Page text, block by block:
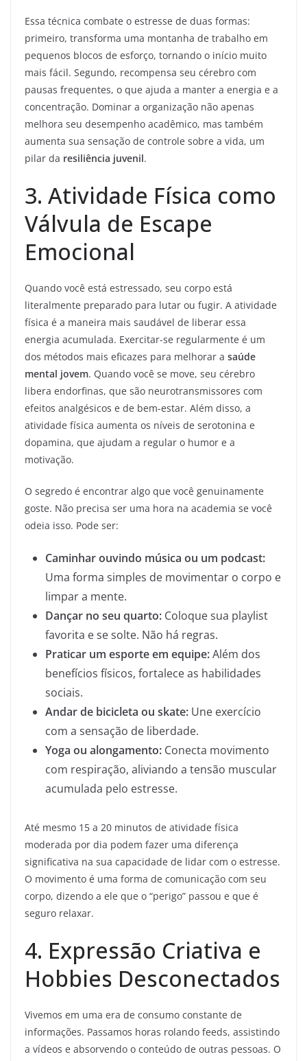
Essa técnica combate o estresse de duas formas:
primeiro, transforma uma montanha de trabalho em
pequenos blocos de esforço, tornando o início muito
mais fácil. Segundo, recompensa seu cérebro com
pausas frequentes, o que ajuda a manter a energia e a
concentração. Dominar a organização não apenas
melhora seu desempenho acadêmico, mas também
aumenta sua sensação de controle sobre a vida, um
pilar da resiliência juvenil.
3. Atividade Física como
Válvula de Escape
Emocional
Quando você está estressado, seu corpo está
literalmente preparado para lutar ou fugir. A atividade
física é a maneira mais saudável de liberar essa
energia acumulada. Exercitar-se regularmente é um
dos métodos mais eficazes para melhorar a saúde
mental jovem. Quando você se move, seu cérebro
libera endorfinas, que são neurotransmissores com
efeitos analgésicos e de bem-estar. Além disso, a
atividade física aumenta os níveis de serotonina e
dopamina, que ajudam a regular o humor e a
motivação.
O segredo é encontrar algo que você genuinamente
goste. Não precisa ser uma hora na academia se você
odeia isso. Pode ser:
Caminhar ouvindo música ou um podcast:
Uma forma simples de movimentar o corpo e
limpar a mente.
Dançar no seu quarto: Coloque sua playlist
favorita e se solte. Não há regras.
Praticar um esporte em equipe:Além dos
benefícios físicos, fortalece as habilidades
sociais.
Andar de bicicleta ou skate: Une exercício
com a sensação de liberdade.
Yoga ou alongamento: Conecta movimento
com respiração, aliviando a tensão muscular
acumulada pelo estresse.
Até mesmo 15 a 20 minutos de atividade física
moderada por dia podem fazer uma diferença
significativa na sua capacidade de lidar com o estresse.
O movimento é uma forma de comunicação com seu
corpo, dizendo a ele que o “perigo” passou e que é
seguro relaxar.
4. Expressão Criativa e
Hobbies Desconectados
Vivemos em uma era de consumo constante de
informações. Passamos horas rolando feeds, assistindo
a vídeos e absorvendo o conteúdo de outras pessoas. O